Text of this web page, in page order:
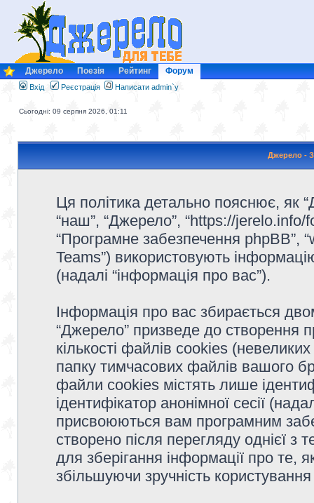
Джерело Поезія Рейтинг Форум
Вхід Реєстрація Написати admin`у
Сьогодні: 09 серпня 2026, 01:11
Джерело -
Ця політика детально пояснює, як
“наш”, “Джерело”, “https://jerelo.info/
“Програмне забезпечення phpBB”,
Teams”) використовують
(надалі “інформація про вас”).
Інформація про вас збирається
“Джерело” призведе до створення
кількості файлів cookies
папку тимчасових файлів вашого
файли cookies містять лише
ідентифікатор анонімної сесії
присвоюються вам програмним
створено після перегляду однієї з
для зберігання інформації про те,
збільшуючи зручність